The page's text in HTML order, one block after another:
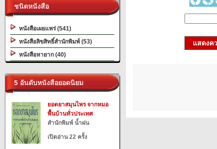
ชนิดหนังสือ
หนังสือเผยแพร่ (541)
หนังสือลิขสิทธิ์สำนักพิมพ์ (53)
หนังสือหายาก (40)
5 อันดับหนังสือยอดนิยม
ยอดยาสมุนไพร จากหมอ
พื้นบ้านทั่วประเทศ
สำนักพิมพ์ น้ำฝน
เปิดอ่าน 22 ครั้ง
แสดงค